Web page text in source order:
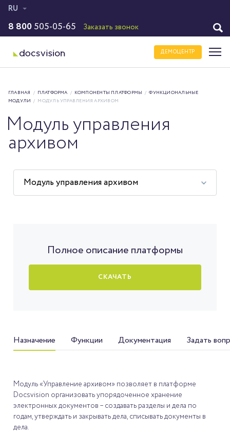
RU
8 800505-05-65 Заказать звонок
ДЕМОЦЕНТР
ГЛАВНАЯ / ПЛАТФОРМА / КОМПОНЕНТЫ ПЛАТФОРМЫ / ФУНКЦИОНАЛЬНЫЕ
МОДУЛИ / МОДУЛЬ УПРАВЛЕНИЯ АРХИВОМ
Модуль управления
архивом
Модуль управления архивом
Полное описание платформы
СКАЧАТЬ
Назначение Функции Документация Задать
Модуль «Управление архивом» позволяет в платформе
Docsvision организовать упорядоченное хранение
электронных документов – создавать разделы и дела по
годам, утверждать и закрывать дела, списывать документы в
дела.